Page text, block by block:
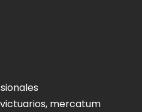
mercatum